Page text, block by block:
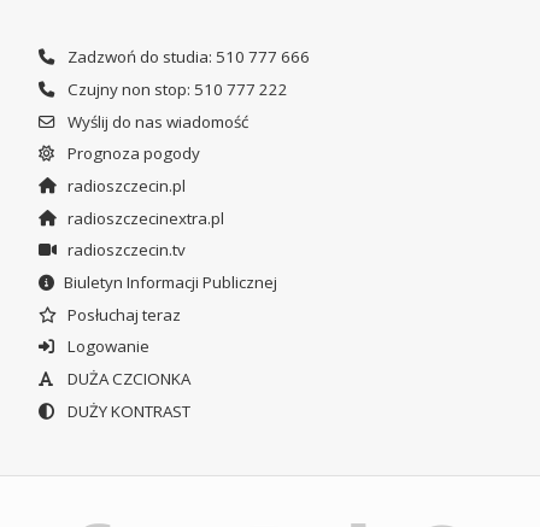
Zadzwoń do studia: 510 777 666
Czujny non stop: 510 777 222
Wyślij do nas wiadomość
Prognoza pogody
radioszczecin.pl
radioszczecinextra.pl
radioszczecin.tv
Biuletyn Informacji Publicznej
Posłuchaj teraz
Logowanie
DUŻA CZCIONKA
DUŻY KONTRAST